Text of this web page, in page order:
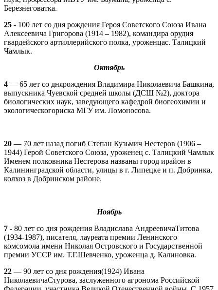
Березнеговатка.
25 - 100 лет со дня рождения Героя Советского Союза Ивана
Алексеевича Григорова (1914 – 1982), командира орудия
гвардейского артиллерийского полка, уроженцас. Талицкий
Чамлык.
Октябрь
4 — 65 лет со днярождения Владимира Николаевича Башкина,
выпускника Чуевской средней школы (ДСШ №2), доктора
биологических наук, заведующего кафедрой биогеохимии и
экологическогориска МГУ им. Ломоносова.
20 — 70 лет назад погиб Степан Кузьмич Нестеров (1906 –
1944) Герой Советского Союза, уроженец с. Талицкий Чамлык
Именем полковника Нестерова названы город ирайон в
Калининградской области, улицы в г. Липецке и п. Добринка,
колхоз в Добринском районе.
Ноябрь
7 - 80 лет со дня рождения Владислава АндреевичаТитова
(1934-1987), писателя, лауреата премии Ленинского
комсомола имени Николая Островского и Государственной
премии УССР им. Т.Г.Шевченко, уроженца д. Калиновка.
22 — 90 лет со дня рождения(1924) Ивана
НиколаевичаСтурова, заслуженного агронома Российской